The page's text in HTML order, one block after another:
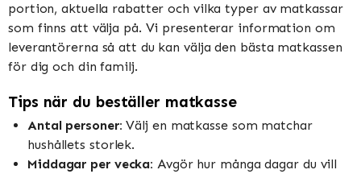
portion, aktuella rabatter och vilka typer av matkassar
som finns att välja på. Vi presenterar information om
leverantörerna så att du kan välja den bästa matkassen
för dig och din familj.
Tips när du beställer matkasse
Antal personer: Välj en matkasse som matchar
hushållets storlek.
Middagar per vecka: Avgör hur många dagar du vill